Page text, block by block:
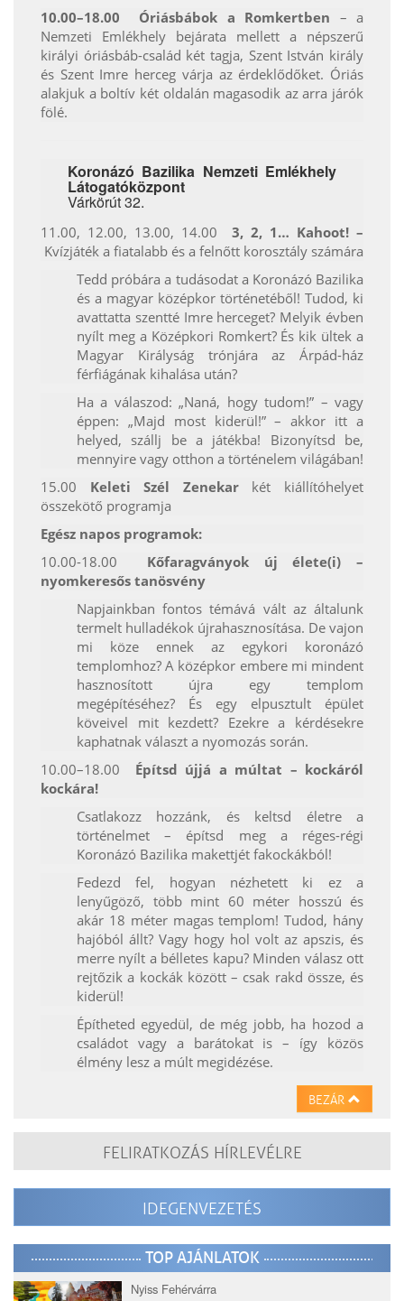
10.00–18.00 Óriásbábok a Romkertben – a
Nemzeti Emlékhely bejárata mellett a népszerű
királyi óriásbáb-család két tagja, Szent István király
és Szent Imre herceg várja az érdeklődőket. Óriás
alakjuk a boltív két oldalán magasodik az arra járók
fölé.
Koronázó Bazilika Nemzeti Emlékhely
Látogatóközpont
Várkörút 32.
11.00, 12.00, 13.00, 14.00 3, 2, 1… Kahoot! –
Kvízjáték a fiatalabb és a felnőtt korosztály számára
Tedd próbára a tudásodat a Koronázó Bazilika
és a magyar középkor történetéből! Tudod, ki
avattatta szentté Imre herceget? Melyik évben
nyílt meg a Középkori Romkert? És kik ültek a
Magyar Királyság trónjára az Árpád-ház
férfiágának kihalása után?
Ha a válaszod: „Naná, hogy tudom!” – vagy
éppen: „Majd most kiderül!” – akkor itt a
helyed, szállj be a játékba! Bizonyítsd be,
mennyire vagy otthon a történelem világában!
15.00 Keleti Szél Zenekarkét kiállítóhelyet
összekötő programja
Egész napos programok:
10.00-18.00 Kőfaragványok új élete(i) –
nyomkeresős tanösvény
Napjainkban fontos témává vált az általunk
termelt hulladékok újrahasznosítása. De vajon
mi köze ennek az egykori koronázó
templomhoz? A középkor embere mi mindent
hasznosított újra egy templom
megépítéséhez? És egy elpusztult épület
köveivel mit kezdett? Ezekre a kérdésekre
kaphatnak választ a nyomozás során.
10.00–18.00 Építsd újjá a múltat – kockáról
kockára!
Csatlakozz hozzánk, és keltsd életre a
történelmet – építsd meg a réges-régi
Koronázó Bazilika makettjét fakockákból!
Fedezd fel, hogyan nézhetett ki ez a
lenyűgöző, több mint 60 méter hosszú és
akár 18 méter magas templom! Tudod, hány
hajóból állt? Vagy hogy hol volt az apszis, és
merre nyílt a bélletes kapu? Minden válasz ott
rejtőzik a kockák között – csak rakd össze, és
kiderül!
Építheted egyedül, de még jobb, ha hozod a
családot vagy a barátokat is – így közös
élmény lesz a múlt megidézése.
BEZÁR
FELIRATKOZÁS HÍRLEVÉLRE
IDEGENVEZETÉS
TOP AJÁNLATOK
Nyiss Fehérvárra